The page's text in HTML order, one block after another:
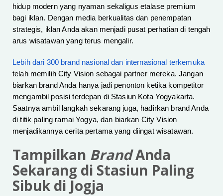
hidup modern yang nyaman sekaligus etalase premium
bagi iklan. Dengan media berkualitas dan penempatan
strategis, iklan Anda akan menjadi pusat perhatian di tengah
arus wisatawan yang terus mengalir.
Lebih dari 300 brand nasional dan internasional terkemuka
telah memilih City Vision sebagai partner mereka. Jangan
biarkan brand Anda hanya jadi penonton ketika kompetitor
mengambil posisi terdepan di Stasiun Kota Yogyakarta.
Saatnya ambil langkah sekarang juga, hadirkan brand Anda
di titik paling ramai Yogya, dan biarkan City Vision
menjadikannya cerita pertama yang diingat wisatawan.
Tampilkan BrandAnda
Sekarang di Stasiun Paling
Sibuk di Jogja